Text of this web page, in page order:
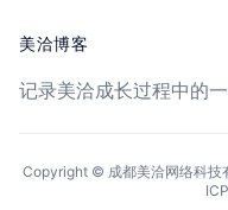
美洽博客
记录美洽成长过程中的
Copyright © 成都美洽网络科技